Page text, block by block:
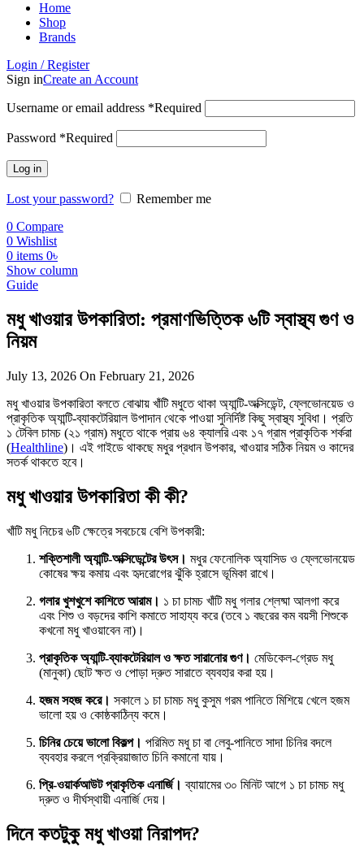
Home
Shop
Brands
Login / Register
Sign inCreate an Account
Username or email address *Required
Password *Required
Log in
Lost your password?
Remember me
0 Compare
0 Wishlist
0 items 0৳
Show column
Guide
মধু খাওয়ার উপকারিতা: প্রমাণভিত্তিক ৬টি স্বাস্থ্য গুণ ও
নিয়ম
July 13, 2026 On February 21, 2026
মধু খাওয়ার উপকারিতা বলতে বোঝায় খাঁটি মধুতে থাকা অ্যান্টি-অক্সিডেন্ট, ফ্লেভোনয়েড ও
প্রাকৃতিক অ্যান্টি-ব্যাকটেরিয়াল উপাদান থেকে পাওয়া সুনির্দিষ্ট কিছু স্বাস্থ্য সুবিধা। প্রতি
১ টেবিল চামচ (২১ গ্রাম) মধুতে থাকে প্রায় ৬৪ ক্যালরি এবং ১৭ গ্রাম প্রাকৃতিক শর্করা
(Healthline)। এই গাইডে থাকছে মধুর প্রধান উপকার, খাওয়ার সঠিক নিয়ম ও কাদের
সতর্ক থাকতে হবে।
মধু খাওয়ার উপকারিতা কী কী?
খাঁটি মধু নিচের ৬টি ক্ষেত্রে সবচেয়ে বেশি উপকারী:
শক্তিশালী অ্যান্টি-অক্সিডেন্টের উৎস। মধুর ফেনোলিক অ্যাসিড ও ফ্লেভোনয়েড
কোষের ক্ষয় কমায় এবং হৃদরোগের ঝুঁকি হ্রাসে ভূমিকা রাখে।
গলার খুশখুশে কাশিতে আরাম। ১ চা চামচ খাঁটি মধু গলার শ্লেষ্মা আলগা করে
এবং শিশু ও বড়দের কাশি কমাতে সাহায্য করে (তবে ১ বছরের কম বয়সী শিশুকে
কখনো মধু খাওয়াবেন না)।
প্রাকৃতিক অ্যান্টি-ব্যাকটেরিয়াল ও ক্ষত সারানোর গুণ। মেডিকেল-গ্রেড মধু
(মানুকা) ছোট ক্ষত ও পোড়া দ্রুত সারাতে ব্যবহার করা হয়।
হজম সহজ করে। সকালে ১ চা চামচ মধু কুসুম গরম পানিতে মিশিয়ে খেলে হজম
ভালো হয় ও কোষ্ঠকাঠিন্য কমে।
চিনির চেয়ে ভালো বিকল্প। পরিমিত মধু চা বা লেবু-পানিতে সাদা চিনির বদলে
ব্যবহার করলে প্রক্রিয়াজাত চিনি কমানো যায়।
প্রি-ওয়ার্কআউট প্রাকৃতিক এনার্জি। ব্যায়ামের ৩০ মিনিট আগে ১ চা চামচ মধু
দ্রুত ও দীর্ঘস্থায়ী এনার্জি দেয়।
দিনে কতটুকু মধু খাওয়া নিরাপদ?